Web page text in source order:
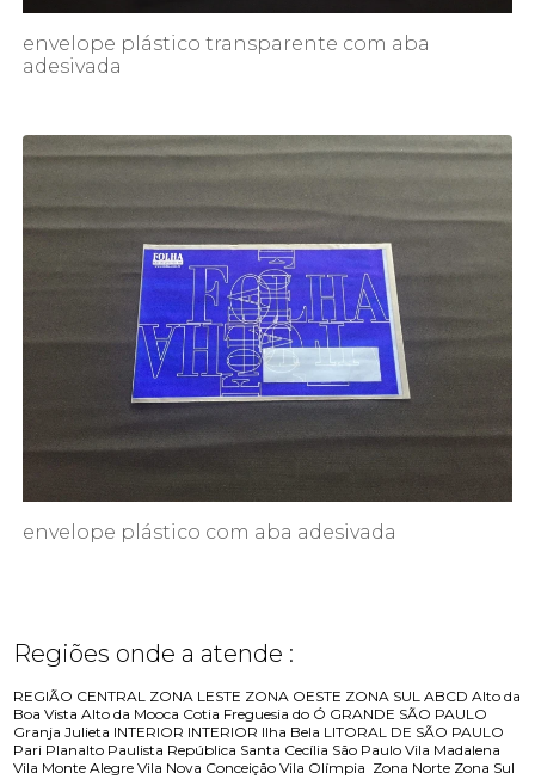
envelope plástico transparente com aba
adesivada
envelope plástico com aba adesivada
Regiões onde a atende :
REGIÃO CENTRAL ZONA LESTE ZONA OESTE ZONA SUL ABCD Alto da
Boa Vista Alto da Mooca Cotia Freguesia do Ó GRANDE SÃO PAULO
Granja Julieta INTERIOR INTERIOR Ilha Bela LITORAL DE SÃO PAULO
Pari Planalto Paulista República Santa Cecília São Paulo Vila Madalena
Vila Monte Alegre Vila Nova Conceição Vila Olímpia Zona Norte Zona Sul